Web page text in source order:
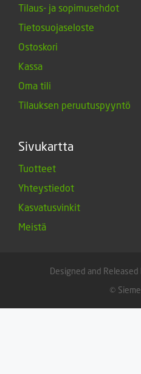
Tilaus- ja sopimusehdot
Tietosuojaseloste
Ostoskori
Kassa
Oma tili
Tilauksen peruutuspyyntö
Sivukartta
Tuotteet
Yhteystiedot
Kasvatusvinkit
Meistä
Designed and
©